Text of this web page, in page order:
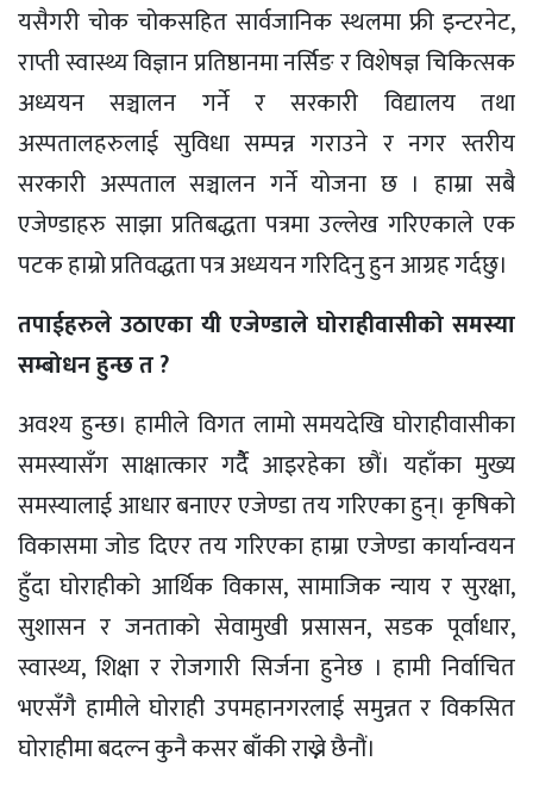
यसैगरी चोक चोकसहित सार्वजानिक स्थलमा फ्री इन्टरनेट,
राप्ती स्वास्थ्य विज्ञान प्रतिष्ठानमा नर्सिङ र विशेषज्ञ चिकित्सक
अध्ययन सञ्चालन गर्ने र सरकारी विद्यालय तथा
अस्पतालहरुलाई सुविधा सम्पन्न गराउने र नगर स्तरीय
सरकारी अस्पताल सञ्चालन गर्ने योजना छ । हाम्रा सबै
एजेण्डाहरु साझा प्रतिबद्धता पत्रमा उल्लेख गरिएकाले एक
पटक हाम्रो प्रतिवद्धता पत्र अध्ययन गरिदिनु हुन आग्रह गर्दछु।
तपाईहरुले उठाएका यी एजेण्डाले घोराहीवासीको समस्या
सम्बोधन हुन्छ त ?
अवश्य हुन्छ। हामीले विगत लामो समयदेखि घोराहीवासीका
समस्यासँग साक्षात्कार गर्दैै आइरहेका छौं। यहाँका मुख्य
समस्यालाई आधार बनाएर एजेण्डा तय गरिएका हुन्। कृषिको
विकासमा जोड दिएर तय गरिएका हाम्रा एजेण्डा कार्यान्वयन
हुँदा घोराहीको आर्थिक विकास, सामाजिक न्याय र सुरक्षा,
सुशासन र जनताको सेवामुखी प्रसासन, सडक पूर्वाधार,
स्वास्थ्य, शिक्षा र रोजगारी सिर्जना हुनेछ । हामी निर्वाचित
भएसँगै हामीले घोराही उपमहानगरलाई समुन्नत र विकसित
घोराहीमा बदल्न कुनै कसर बाँकी राख्ने छैनौं।